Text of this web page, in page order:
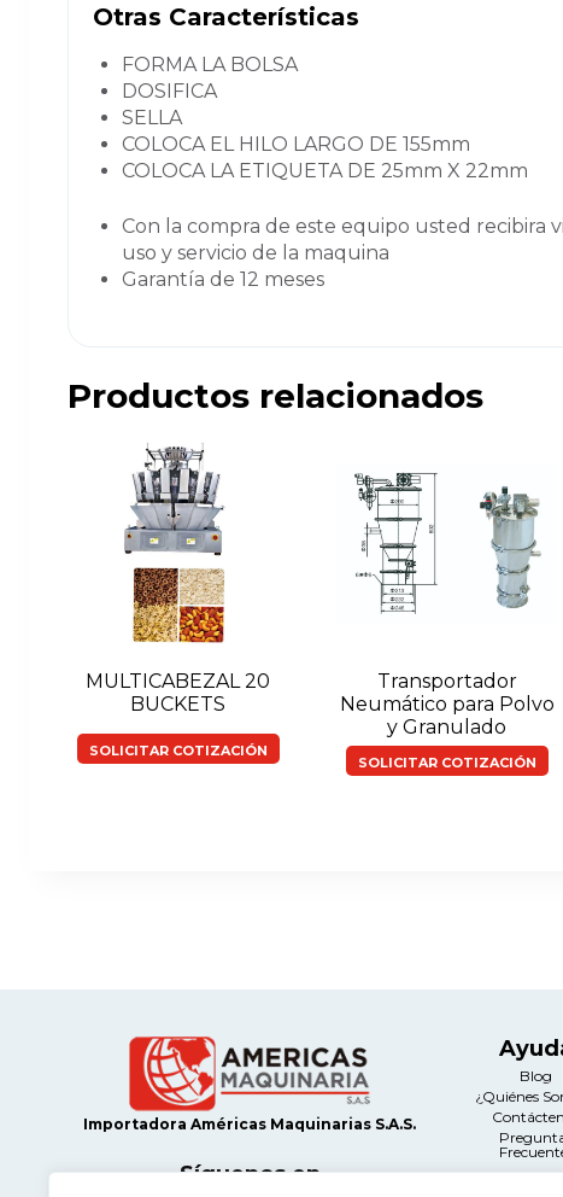
Otras Características
FORMA LA BOLSA
DOSIFICA
SELLA
COLOCA EL HILO LARGO DE 155mm
COLOCA LA ETIQUETA DE 25mm X 22mm
Con la compra de este equipo usted recibira
uso y servicio de la maquina
Garantía de 12 meses
Productos relacionados
MULTICABEZAL 20
BUCKETS
SOLICITAR COTIZACIÓN
Transportador
Neumático para Polvo
y Granulado
SOLICITAR COTIZACIÓN
Importadora Américas Maquinarias S.A.S.
Síguenos en
Blog
¿Quiénes